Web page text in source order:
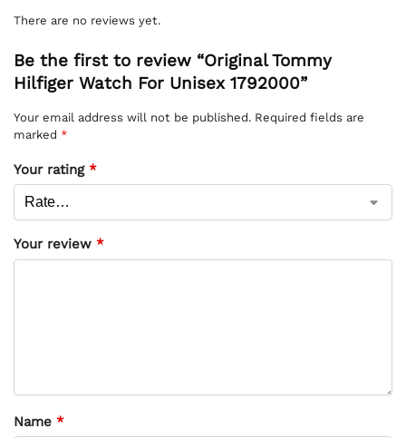
There are no reviews yet.
Be the first to review “Original Tommy
Hilfiger Watch For Unisex 1792000”
Your email address will not be published. Required fields are
marked *
Your rating *
Your review *
Name *